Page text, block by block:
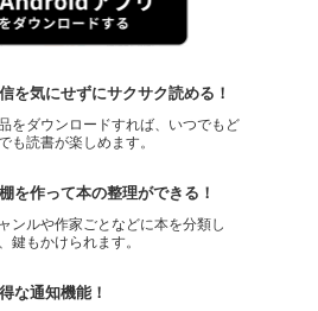
を気にせずにサクサク読める！
をダウンロードすれば、いつでもど
も読書が楽しめます。
を作って本の整理ができる！
ンルや作家ごとなどに本を分類し
鍵もかけられます。
な通知機能！